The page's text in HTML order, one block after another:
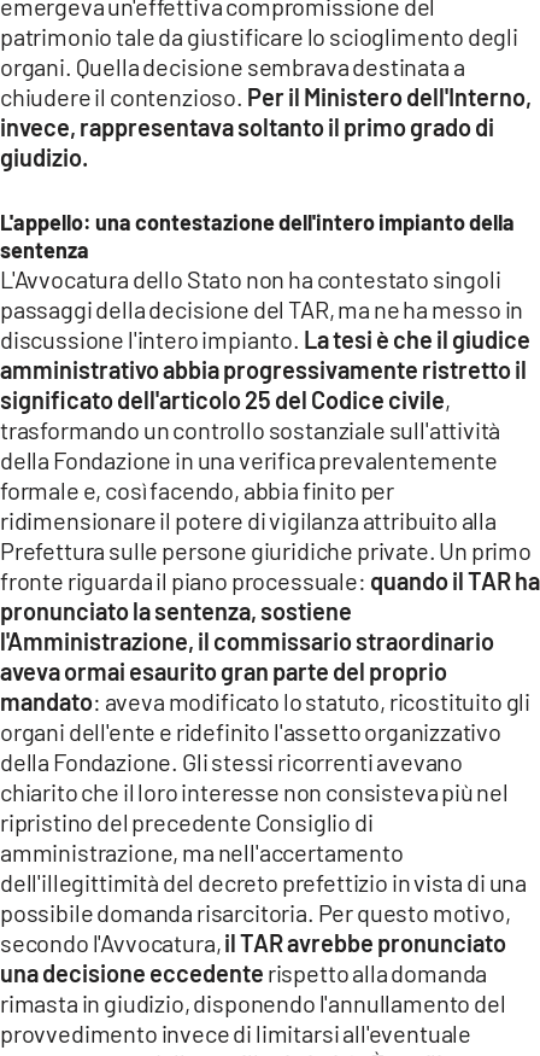
patrimonio tale da giustificare lo scioglimento degli
organi. Quella decisione sembrava destinata a
chiudere il contenzioso. Per il Ministero dell'Interno,
invece, rappresentava soltanto il primo grado di
giudizio.
L'appello: una contestazione dell'intero impianto della
sentenza
L'Avvocatura dello Stato non ha contestato singoli
passaggi della decisione del TAR, ma ne ha messo in
discussione l'intero impianto. La tesi è che il giudice
amministrativo abbia progressivamente ristretto il
significato dell'articolo 25 del Codice civile,
trasformando un controllo sostanziale sull'attività
della Fondazione in una verifica prevalentemente
formale e, così facendo, abbia finito per
ridimensionare il potere di vigilanza attribuito alla
Prefettura sulle persone giuridiche private. Un primo
fronte riguarda il piano processuale: quando il TAR ha
pronunciato la sentenza, sostiene
l'Amministrazione, il commissario straordinario
aveva ormai esaurito gran parte del proprio
mandato: aveva modificato lo statuto, ricostituito gli
organi dell'ente e ridefinito l'assetto organizzativo
della Fondazione. Gli stessi ricorrenti avevano
chiarito che il loro interesse non consisteva più nel
ripristino del precedente Consiglio di
amministrazione, ma nell'accertamento
dell'illegittimità del decreto prefettizio in vista di una
possibile domanda risarcitoria. Per questo motivo,
secondo l'Avvocatura,il TAR avrebbe pronunciato
una decisione eccedente rispetto alla domanda
rimasta in giudizio, disponendo l'annullamento del
provvedimento invece di limitarsi all'eventuale